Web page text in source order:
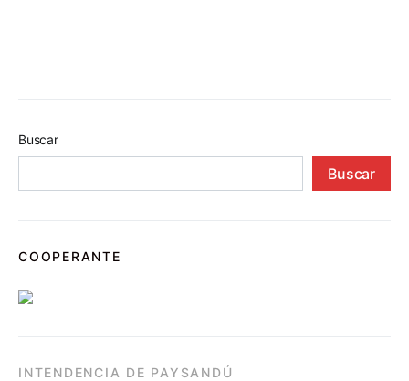
Buscar
Buscar
COOPERANTE
INTENDENCIA DE PAYSANDÚ